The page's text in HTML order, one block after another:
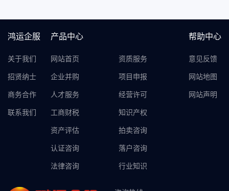
鸿运企服
关于我们
招贤纳士
商务合作
联系我们
产品中心
网站首页 资质服务
企业并购 项目申报
人才服务 经营许可
工商财税 知识产权
资产评估 拍卖咨询
认证咨询 落户咨询
法律咨询 行业知识
帮助中心
意见反馈
网站地图
网站声明